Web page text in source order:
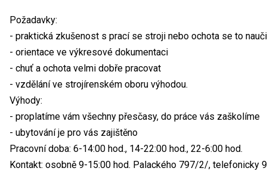
Požadavky:
- praktická zkušenost s prací se stroji nebo ochota se to
- orientace ve výkresové dokumentaci
- chuť a ochota velmi dobře pracovat
- vzdělání ve strojírenském oboru výhodou.
Výhody:
- proplatíme vám všechny přesčasy, do práce vás zaškolíme
- ubytování je pro vás zajištěno
Pracovní doba: 6-14:00 hod., 14-22:00 hod., 22-6:00 hod.
Kontakt: osobně 9-15:00 hod. Palackého 797/2/, telefonicky